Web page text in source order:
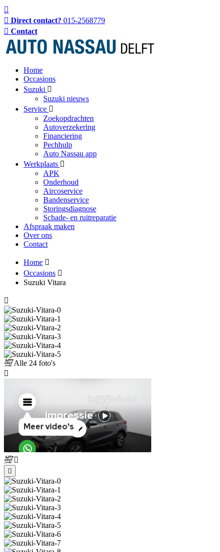
Direct contact? 015-2568779
Contact
Home
Occasions
Suzuki
Suzuki nieuws
Service
Zoekopdrachten
Autoverzekering
Financiering
Pechhulp
Auto Nassau app
Werkplaats
APK
Onderhoud
Aircoservice
Bandenservice
Storingsdiagnose
Schade- en ruitreparatie
Afspraak maken
Over ons
Contact
Home
Occasions
Suzuki Vitara
Alle 24 foto's